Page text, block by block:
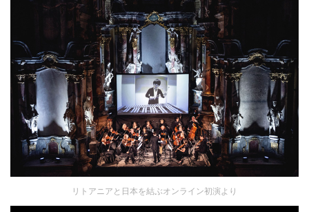
リトアニアと日本を結ぶオンライン初演より